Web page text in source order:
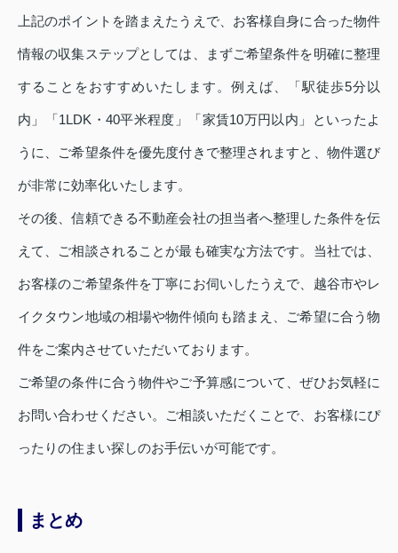
上記のポイントを踏まえたうえで、お客様自身に合った物件
情報の収集ステップとしては、まずご希望条件を明確に整理
することをおすすめいたします。例えば、「駅徒歩5分以
内」「1LDK・40平米程度」「家賃10万円以内」といったよ
うに、ご希望条件を優先度付きで整理されますと、物件選び
が非常に効率化いたします。
その後、信頼できる不動産会社の担当者へ整理した条件を伝
えて、ご相談されることが最も確実な方法です。当社では、
お客様のご希望条件を丁寧にお伺いしたうえで、越谷市やレ
イクタウン地域の相場や物件傾向も踏まえ、ご希望に合う物
件をご案内させていただいております。
ご希望の条件に合う物件やご予算感について、ぜひお気軽に
お問い合わせください。ご相談いただくことで、お客様にぴ
ったりの住まい探しのお手伝いが可能です。
まとめ